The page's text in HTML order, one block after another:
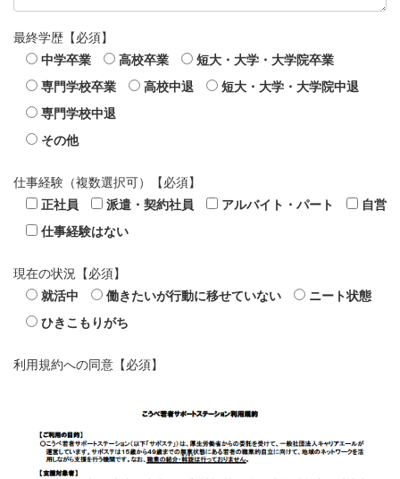
最終学歴 【必須】
中学卒業
高校卒業
短大・大学・大学院卒業
専門学校卒業
高校中退
短大・大学・大学院中退
専門学校中退
その他
仕事経験（複数選択可）
【必須】
正社員
派遣・契約社員 アルバイト・パート
自営
仕事経験はない
現在の状況
【必須】
就活中
働きたいが行動に移せていない
ニート状態
ひきこもりがち
利用規約への同意 【必須】